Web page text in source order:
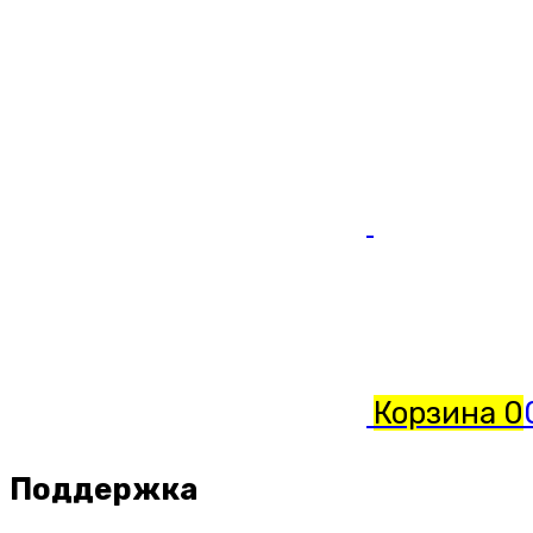
Корзина 0
Поддержка